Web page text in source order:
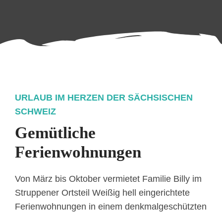
URLAUB IM HERZEN DER SÄCHSISCHEN
SCHWEIZ
Gemütliche
Ferienwohnungen
Von März bis Oktober vermietet Familie Billy im
Struppener Ortsteil Weißig hell eingerichtete
Ferienwohnungen in einem denkmalgeschützten